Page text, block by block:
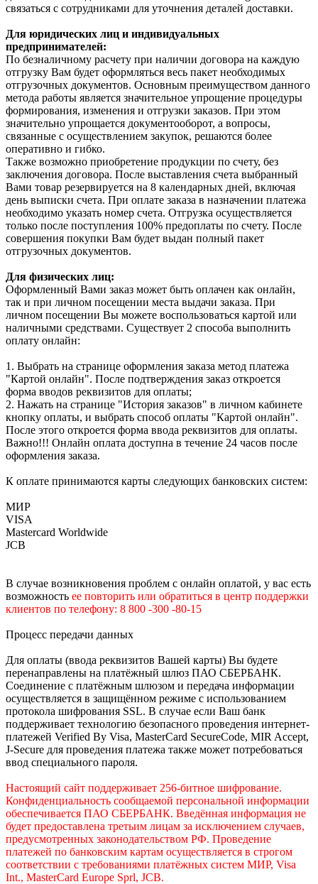
связаться с сотрудниками для уточнения деталей доставки.
Для юридических лиц и индивидуальных
предпринимателей:
По безналичному расчету при наличии договора на каждую
отгрузку Вам будет оформляться весь пакет необходимых
отгрузочных документов. Основным преимуществом данного
метода работы является значительное упрощение процедуры
формирования, изменения и отгрузки заказов. При этом
значительно упрощается документооборот, а вопросы,
связанные с осуществлением закупок, решаются более
оперативно и гибко.
Также возможно приобретение продукции по счету, без
заключения договора. После выставления счета выбранный
Вами товар резервируется на 8 календарных дней, включая
день выписки счета. При оплате заказа в назначении платежа
необходимо указать номер счета. Отгрузка осуществляется
только после поступления 100% предоплаты по счету. После
совершения покупки Вам будет выдан полный пакет
отгрузочных документов.
Для физических лиц:
Оформленный Вами заказ может быть оплачен как онлайн,
так и при личном посещении места выдачи заказа. При
личном посещении Вы можете воспользоваться картой или
наличными средствами. Существует 2 способа выполнить
оплату онлайн:
1. Выбрать на странице оформления заказа метод платежа
"Картой онлайн". После подтверждения заказ откроется
форма вводов реквизитов для оплаты;
2. Нажать на странице "История заказов" в личном кабинете
кнопку оплаты, и выбрать способ оплаты "Картой онлайн".
После этого откроется форма ввода реквизитов для оплаты.
Важно!!! Онлайн оплата доступна в течение 24 часов после
оформления заказа.
К оплате принимаются карты следующих банковских систем:
МИР
VISA
Mastercard Worldwide
JCB
В случае возникновения проблем с онлайн оплатой, у вас есть
возможность ее повторить или обратиться в центр поддержки
клиентов по телефону: 8 800 -300 -80-15
Процесс передачи данных
Для оплаты (ввода реквизитов Вашей карты) Вы будете
перенаправлены на платёжный шлюз ПАО СБЕРБАНК.
Соединение с платёжным шлюзом и передача информации
осуществляется в защищённом режиме с использованием
протокола шифрования SSL. В случае если Ваш банк
поддерживает технологию безопасного проведения интернет-
платежей Verified By Visa, MasterCard SecureCode, MIR Accept,
J-Secure для проведения платежа также может потребоваться
ввод специального пароля.
Настоящий сайт поддерживает 256-битное шифрование.
Конфиденциальность сообщаемой персональной информации
обеспечивается ПАО СБЕРБАНК. Введённая информация не
будет предоставлена третьим лицам за исключением случаев,
предусмотренных законодательством РФ. Проведение
платежей по банковским картам осуществляется в строгом
соответствии с требованиями платёжных систем МИР, Visa
Int., MasterCard Europe Sprl, JCB.